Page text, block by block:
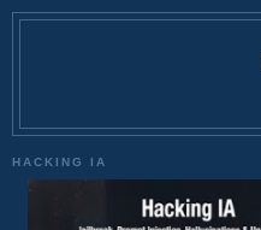
HACKING IA